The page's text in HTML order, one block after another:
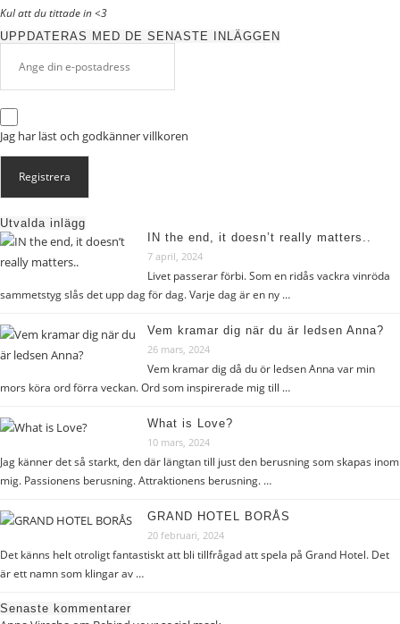
Kul att du tittade in <3
UPPDATERAS MED DE SENASTE INLÄGGEN
Jag har läst och godkännervillkoren
Utvalda inlägg
IN the end, it doesn’t really matters..
7 april, 2024
Livet passerar förbi. Som en ridås vackra vinröda
sammetstyg slås det upp dag för dag. Varje dag är en ny …
Vem kramar dig när du är ledsen Anna?
26 mars, 2024
Vem kramar dig då du ör ledsen Anna var min
mors köra ord förra veckan. Ord som inspirerade mig till …
What is Love?
10 mars, 2024
Jag känner det så starkt, den där längtan till just den berusning som skapas inom
mig. Passionens berusning. Attraktionens berusning. …
GRAND HOTEL BORÅS
20 februari, 2024
Det känns helt otroligt fantastiskt att bli tillfrågad att spela på Grand Hotel. Det
är ett namn som klingar av …
Senaste kommentarer